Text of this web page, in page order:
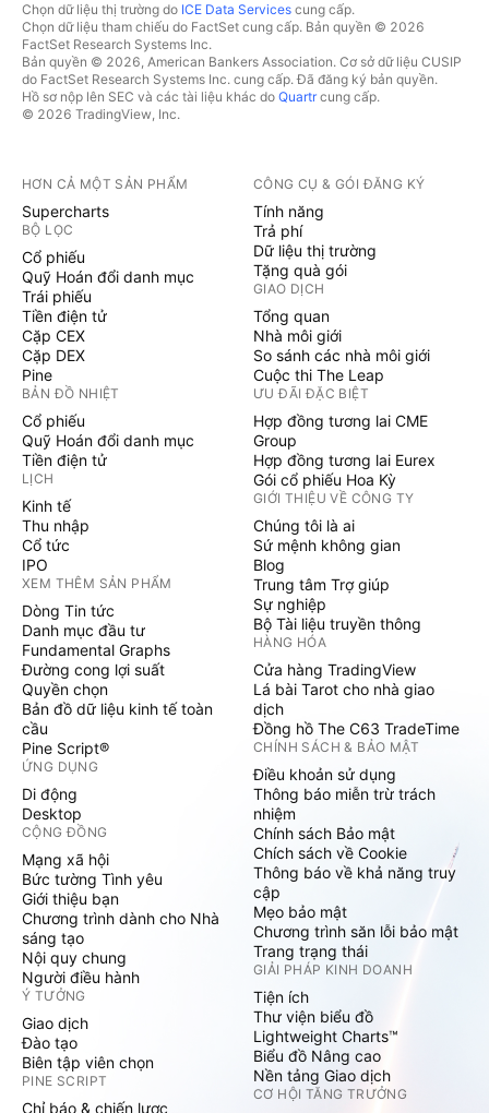
Chọn dữ liệu thị trường do ICE Data Services cung cấp.
Chọn dữ liệu tham chiếu do FactSet cung cấp. Bản quyền © 2026
FactSet Research Systems Inc.
Bản quyền © 2026, American Bankers Association. Cơ sở dữ liệu CUSIP
do FactSet Research Systems Inc. cung cấp. Đã đăng ký bản quyền.
Hồ sơ nộp lên SEC và các tài liệu khác do Quartrcung cấp.
© 2026 TradingView, Inc.
HƠN CẢ MỘT SẢN PHẨM
Supercharts
BỘ LỌC
Cổ phiếu
Quỹ Hoán đổi danh mục
Trái phiếu
Tiền điện tử
Cặp CEX
Cặp DEX
Pine
BẢN ĐỒ NHIỆT
Cổ phiếu
Quỹ Hoán đổi danh mục
Tiền điện tử
LỊCH
Kinh tế
Thu nhập
Cổ tức
IPO
XEM THÊM SẢN PHẨM
Dòng Tin tức
Danh mục đầu tư
Fundamental Graphs
Đường cong lợi suất
Quyền chọn
Bản đồ dữ liệu kinh tế toàn
cầu
Pine Script®
ỨNG DỤNG
Di động
Desktop
CỘNG ĐỒNG
Mạng xã hội
Bức tường Tình yêu
Giới thiệu bạn
Chương trình dành cho Nhà
sáng tạo
Nội quy chung
Người điều hành
Ý TƯỞNG
Giao dịch
Đào tạo
Biên tập viên chọn
PINE SCRIPT
Chỉ báo & chiến lược
CÔNG CỤ & GÓI ĐĂNG KÝ
Tính năng
Trả phí
Dữ liệu thị trường
Tặng quà gói
GIAO DỊCH
Tổng quan
Nhà môi giới
So sánh các nhà môi giới
Cuộc thi The Leap
ƯU ĐÃI ĐẶC BIỆT
Hợp đồng tương lai CME
Group
Hợp đồng tương lai Eurex
Gói cổ phiếu Hoa Kỳ
GIỚI THIỆU VỀ CÔNG TY
Chúng tôi là ai
Sứ mệnh không gian
Blog
Trung tâm Trợ giúp
Sự nghiệp
Bộ Tài liệu truyền thông
HÀNG HÓA
Cửa hàng TradingView
Lá bài Tarot cho nhà giao
dịch
Đồng hồ The C63 TradeTime
CHÍNH SÁCH & BẢO MẬT
Điều khoản sử dụng
Thông báo miễn trừ trách
nhiệm
Chính sách Bảo mật
Chích sách về Cookie
Thông báo về khả năng truy
cập
Mẹo bảo mật
Chương trình săn lỗi bảo mật
Trang trạng thái
GIẢI PHÁP KINH DOANH
Tiện ích
Thư viện biểu đồ
Lightweight Charts™
Biểu đồ Nâng cao
Nền tảng Giao dịch
CƠ HỘI TĂNG TRƯỞNG